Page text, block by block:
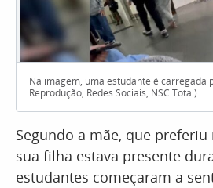
Na imagem, uma estudante é carregada
Reprodução, Redes Sociais, NSC Total)
Segundo a mãe, que
sua filha estava presente
estudantes começaram a